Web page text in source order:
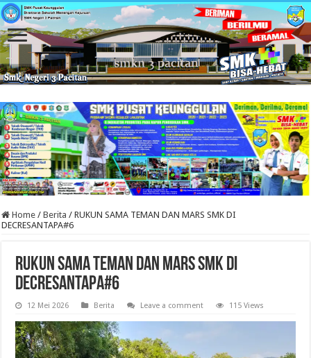
Home / Berita / RUKUN SAMA TEMAN DAN MARS SMK DI
DECRESANTAPA#6
RUKUN SAMA TEMAN DAN MARS SMK DI
DECRESANTAPA#6
12 Mei 2026 Berita Leave a comment 115 Views